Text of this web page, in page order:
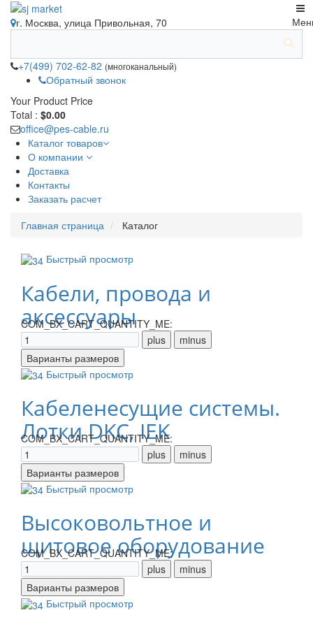
г. Москва, улица Привольная, 70
+7(499) 702-62-82 (многоканальный)
Обратный звонок
Your Product Price
Total : $0.00
office@pes-cable.ru
Каталог товаров
О компании
Доставка
Контакты
Заказать расчет
Главная страница Каталог
Быстрый просмотр
Кабели, провода и
аксессуары
COM_BX_CART_QUANTITY_ME:
Быстрый просмотр
Кабеленесущие системы.
Лотки DKC, IEK
COM_BX_CART_QUANTITY_ME:
Быстрый просмотр
Высоковольтное и
щитовое оборудование
COM_BX_CART_QUANTITY_ME:
Быстрый просмотр